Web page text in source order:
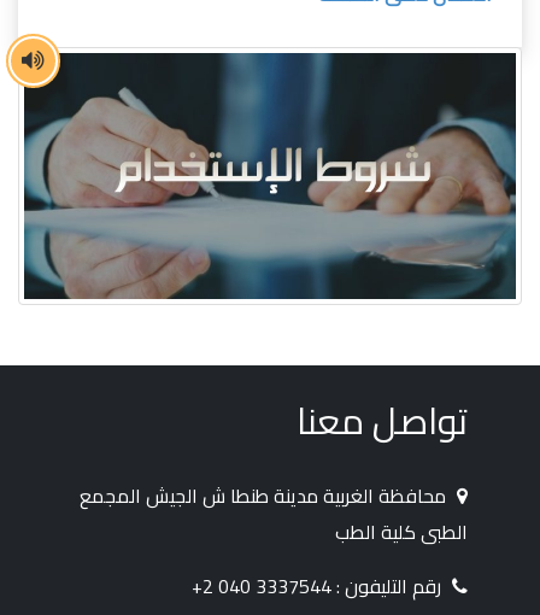
تواصل معنا
محافظة الغربية مدينة طنطا ش الجيش المجمع
الطبى كلية الطب
رقم التليفون : 3337544 040 2+